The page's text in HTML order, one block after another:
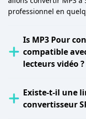
professionnel en
Is MP3 Pour
compatible
lecteurs vidéo ?
Existe-t-il une
convertisseur